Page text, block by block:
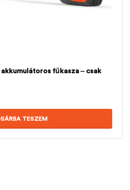
akkumulátoros fűkasza – csak
TESZEM